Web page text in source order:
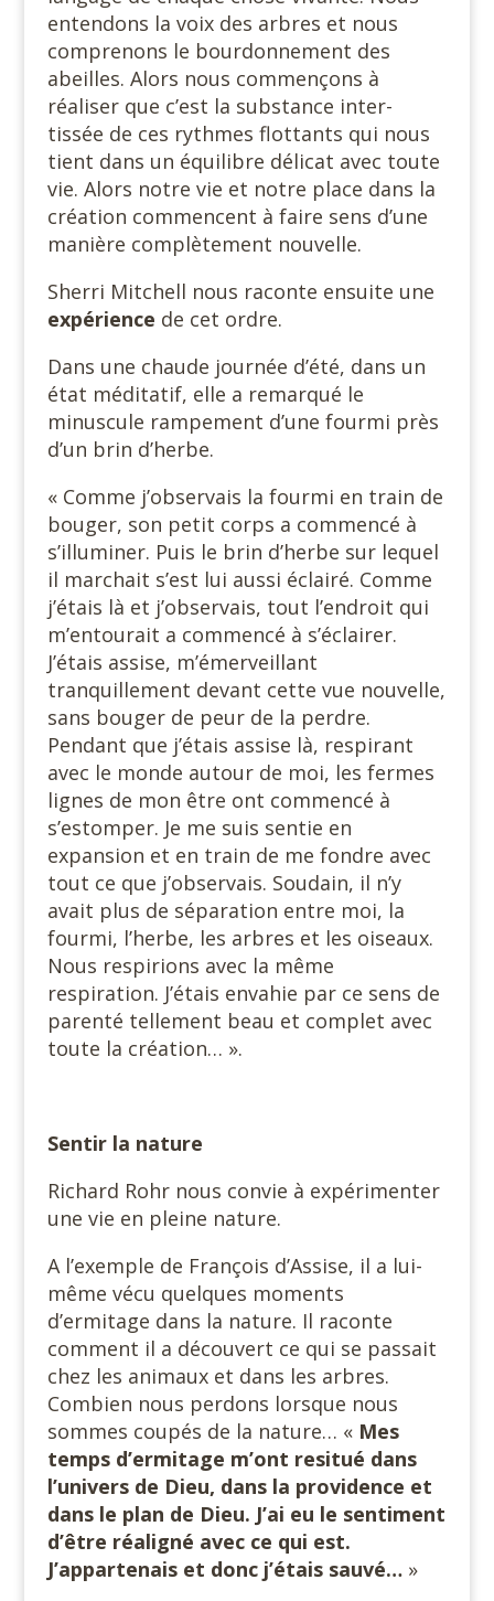
entendons la voix des arbres et nous
comprenons le bourdonnement des
abeilles. Alors nous commençons à
réaliser que c’est la substance inter-
tissée de ces rythmes flottants qui nous
tient dans un équilibre délicat avec toute
vie. Alors notre vie et notre place dans la
création commencent à faire sens d’une
manière complètement nouvelle.
Sherri Mitchell nous raconte ensuite une
expérience de cet ordre.
Dans une chaude journée d’été, dans un
état méditatif, elle a remarqué le
minuscule rampement d’une fourmi près
d’un brin d’herbe.
« Comme j’observais la fourmi en train de
bouger, son petit corps a commencé à
s’illuminer. Puis le brin d’herbe sur lequel
il marchait s’est lui aussi éclairé. Comme
j’étais là et j’observais, tout l’endroit qui
m’entourait a commencé à s’éclairer.
J’étais assise, m’émerveillant
tranquillement devant cette vue nouvelle,
sans bouger de peur de la perdre.
Pendant que j’étais assise là, respirant
avec le monde autour de moi, les fermes
lignes de mon être ont commencé à
s’estomper. Je me suis sentie en
expansion et en train de me fondre avec
tout ce que j’observais. Soudain, il n’y
avait plus de séparation entre moi, la
fourmi, l’herbe, les arbres et les oiseaux.
Nous respirions avec la même
respiration. J’étais envahie par ce sens de
parenté tellement beau et complet avec
toute la création… ».
Sentir la nature
Richard Rohr nous convie à expérimenter
une vie en pleine nature.
A l’exemple de François d’Assise, il a lui-
même vécu quelques moments
d’ermitage dans la nature. Il raconte
comment il a découvert ce qui se passait
chez les animaux et dans les arbres.
Combien nous perdons lorsque nous
sommes coupés de la nature… « Mes
temps d’ermitage m’ont resitué dans
l’univers de Dieu, dans la providence et
dans le plan de Dieu. J’ai eu le sentiment
d’être réaligné avec ce qui est.
J’appartenais et donc j’étais sauvé…»